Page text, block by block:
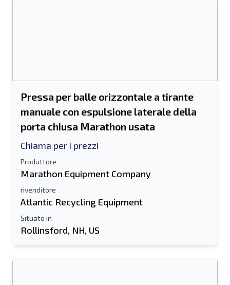
Pressa per balle orizzontale a tirante
manuale con espulsione laterale della
porta chiusa Marathon usata
Chiama per i prezzi
Produttore
Marathon Equipment Company
rivenditore
Atlantic Recycling Equipment
Situato in
Rollinsford, NH, US